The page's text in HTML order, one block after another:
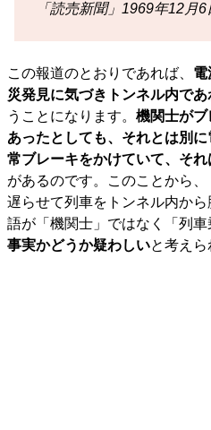
「読売新聞」1969年12月
この報道のとおりであれば、 電
災発見に気づきトンネル内で
うことになります。 機関士が
あったとしても、それとは別
常ブレーキをかけていて、そ
があるのです。このことから
遅らせて列車をトンネル内か
語が「機関士」ではなく「列
事実かどうか疑わしいと考えら